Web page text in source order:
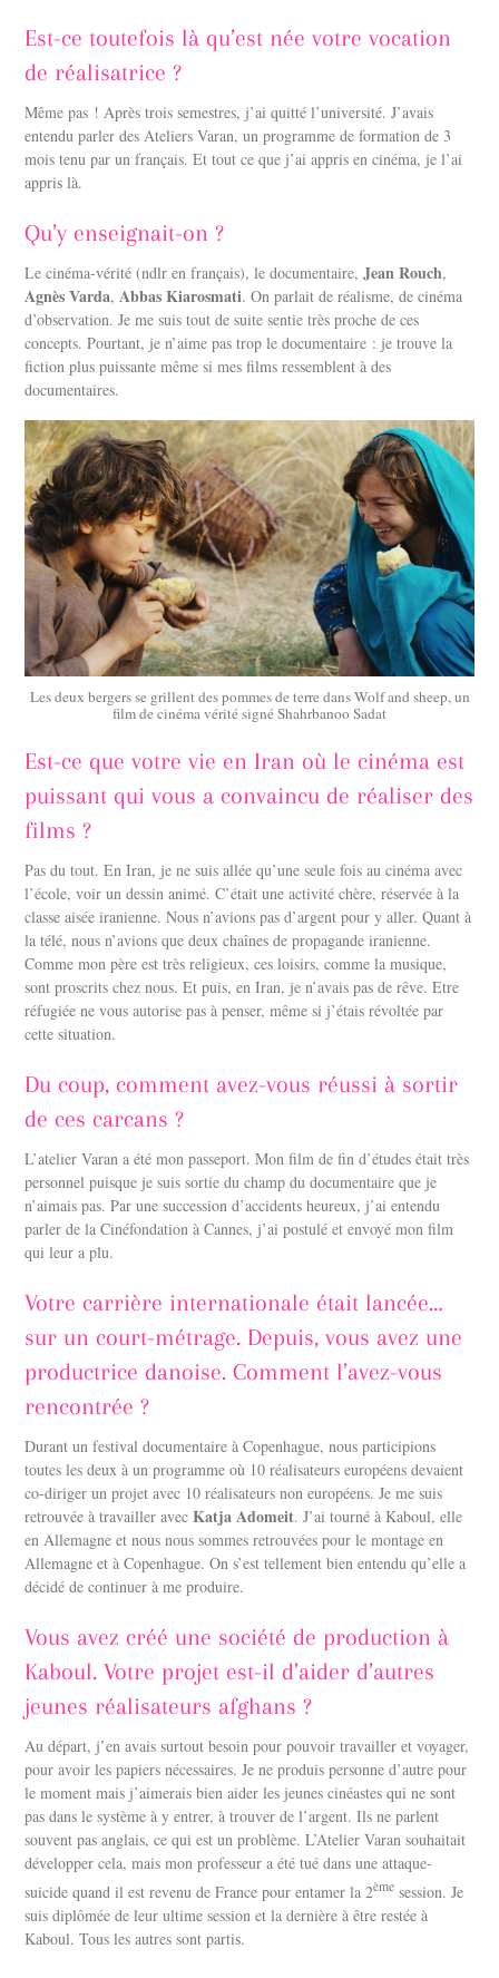
Est-ce toutefois là qu’est née votre vocation
de réalisatrice ?
Même pas ! Après trois semestres, j’ai quitté l’université. J’avais
entendu parler des Ateliers Varan, un programme de formation de 3
mois tenu par un français. Et tout ce que j’ai appris en cinéma, je l’ai
appris là.
Qu’y enseignait-on ?
Le cinéma-vérité (ndlr en français), le documentaire, Jean Rouch,
Agnès Varda,Abbas Kiarosmati. On parlait de réalisme, de cinéma
d’observation. Je me suis tout de suite sentie très proche de ces
concepts. Pourtant, je n’aime pas trop le documentaire : je trouve la
fiction plus puissante même si mes films ressemblent à des
documentaires.
Les deux bergers se grillent des pommes de terre dans Wolf and sheep, un
film de cinéma vérité signé Shahrbanoo Sadat
Est-ce que votre vie en Iran où le cinéma est
puissant qui vous a convaincu de réaliser des
films ?
Pas du tout. En Iran, je ne suis allée qu’une seule fois au cinéma avec
l’école, voir un dessin animé. C’était une activité chère, réservée à la
classe aisée iranienne. Nous n’avions pas d’argent pour y aller. Quant à
la télé, nous n’avions que deux chaînes de propagande iranienne.
Comme mon père est très religieux, ces loisirs, comme la musique,
sont proscrits chez nous. Et puis, en Iran, je n’avais pas de rêve. Etre
réfugiée ne vous autorise pas à penser, même si j’étais révoltée par
cette situation.
Du coup, comment avez-vous réussi à sortir
de ces carcans ?
L’atelier Varan a été mon passeport. Mon film de fin d’études était très
personnel puisque je suis sortie du champ du documentaire que je
n’aimais pas. Par une succession d’accidents heureux, j’ai entendu
parler de la Cinéfondation à Cannes, j’ai postulé et envoyé mon film
qui leur a plu.
Votre carrière internationale était lancée…
sur un court-métrage. Depuis, vous avez une
productrice danoise. Comment l’avez-vous
rencontrée ?
Durant un festival documentaire à Copenhague, nous participions
toutes les deux à un programme où 10 réalisateurs européens devaient
co-diriger un projet avec 10 réalisateurs non européens. Je me suis
retrouvée à travailler avecKatja Adomeit. J’ai tourné à Kaboul, elle
en Allemagne et nous nous sommes retrouvées pour le montage en
Allemagne et à Copenhague. On s’est tellement bien entendu qu’elle a
décidé de continuer à me produire.
Vous avez créé une société de production à
Kaboul. Votre projet est-il d’aider d’autres
jeunes réalisateurs afghans ?
Au départ, j’en avais surtout besoin pour pouvoir travailler et voyager,
pour avoir les papiers nécessaires. Je ne produis personne d’autre pour
le moment mais j’aimerais bien aider les jeunes cinéastes qui ne sont
pas dans le système à y entrer, à trouver de l’argent. Ils ne parlent
souvent pas anglais, ce qui est un problème. L’Atelier Varan souhaitait
développer cela, mais mon professeur a été tué dans une attaque-
suicide quand il est revenu de France pour entamer la 2ème session. Je
suis diplômée de leur ultime session et la dernière à être restée à
Kaboul. Tous les autres sont partis.